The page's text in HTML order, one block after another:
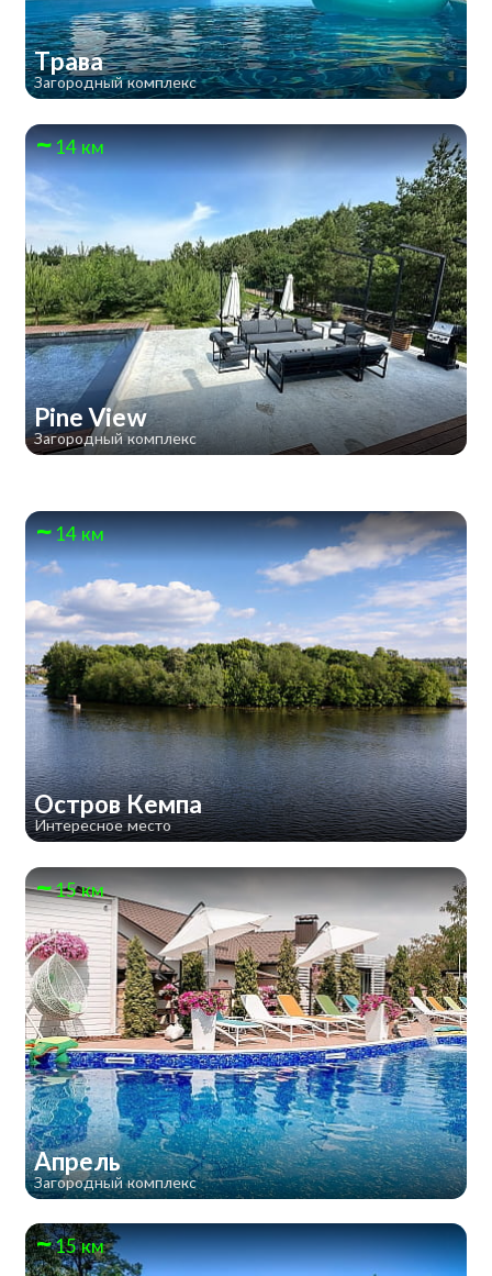
Трава
Загородный комплекс
14 км
Pine View
Загородный комплекс
14 км
Остров Кемпа
Интересное место
15 км
Апрель
Загородный комплекс
15 км